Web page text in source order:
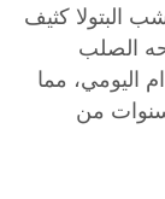
كثيف
مما